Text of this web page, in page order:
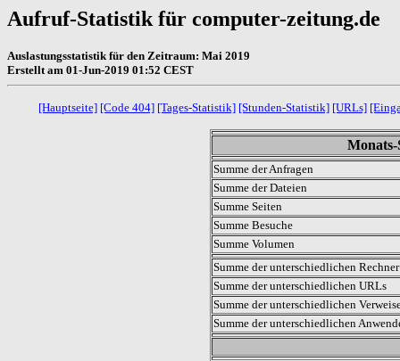
Aufruf-Statistik für computer-zeitung.de
Auslastungsstatistik für den Zeitraum: Mai 2019
Erstellt am 01-Jun-2019 01:52 CEST
[Hauptseite] [Code 404] [Tages-Statistik] [Stunden-Statistik] [URLs]
Summe der Anfragen
Summe der Dateien
Summe Seiten
Summe Besuche
Summe Volumen
Summe der unterschiedlichen
Summe der unterschiedlichen URLs
Summe der unterschiedlichen
Summe der unterschiedlichen